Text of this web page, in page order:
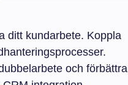
ditt kundarbete. Koppla
och förbättra